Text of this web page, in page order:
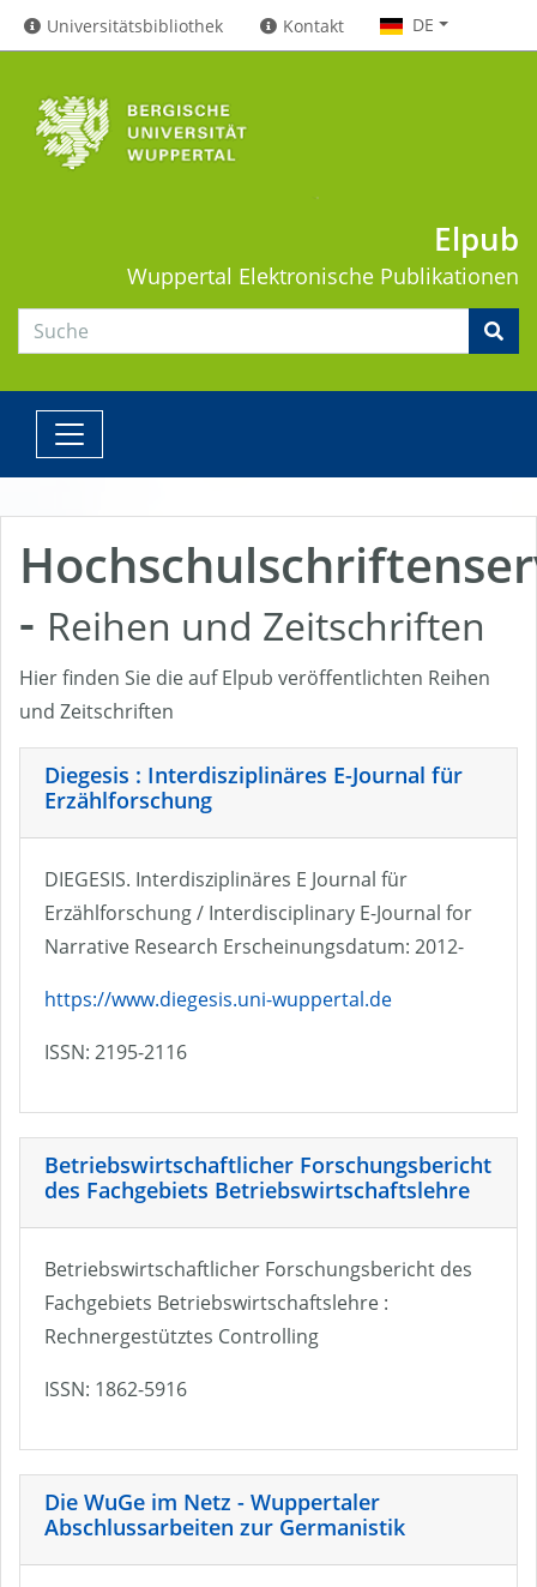
Universitätsbibliothek Kontakt DE
Elpub
Wuppertal Elektronische Publikationen
- Reihen und Zeitschriften
Hier finden Sie die auf Elpub veröffentlichten Reihen
und Zeitschriften
Diegesis : Interdisziplinäres E-Journal für
Erzählforschung
DIEGESIS. Interdisziplinäres E Journal für
Erzählforschung / Interdisciplinary E-Journal for
Narrative Research Erscheinungsdatum: 2012-
https://www.diegesis.uni-wuppertal.de
ISSN: 2195-2116
Betriebswirtschaftlicher Forschungsbericht
des Fachgebiets Betriebswirtschaftslehre
Betriebswirtschaftlicher Forschungsbericht des
Fachgebiets Betriebswirtschaftslehre :
Rechnergestütztes Controlling
ISSN: 1862-5916
Die WuGe im Netz - Wuppertaler
Abschlussarbeiten zur Germanistik